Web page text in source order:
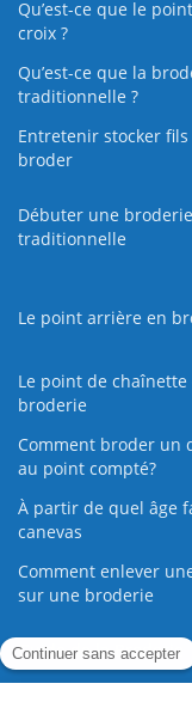
Qu’est-ce que le
croix ?
Qu’est-ce que la
traditionnelle ?
Entretenir stocker fils
broder
Débuter une broderie
traditionnelle
Le point arrière en
Le point de chaînette
broderie
Comment broder un
au point compté?
À partir de quel âge
canevas
Comment enlever
sur une broderie
Guide de la Broderie